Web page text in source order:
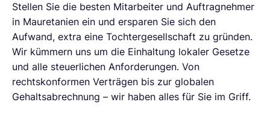
Stellen Sie die besten Mitarbeiter und Auftragnehmer
in Mauretanien ein und ersparen Sie sich den
Aufwand, extra eine Tochtergesellschaft zu gründen.
Wir kümmern uns um die Einhaltung lokaler Gesetze
und alle steuerlichen Anforderungen. Von
rechtskonformen Verträgen bis zur globalen
Gehaltsabrechnung – wir haben alles für Sie im Griff.